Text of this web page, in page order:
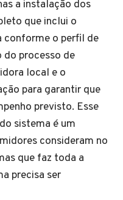
a instalação dos
que inclui o
conforme o perfil de
processo de
local e o
para garantir que
previsto. Esse
sistema é um
consideram no
que faz toda a
precisa ser